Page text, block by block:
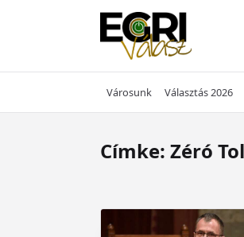
Városunk Választás 2026
Címke: Zéró